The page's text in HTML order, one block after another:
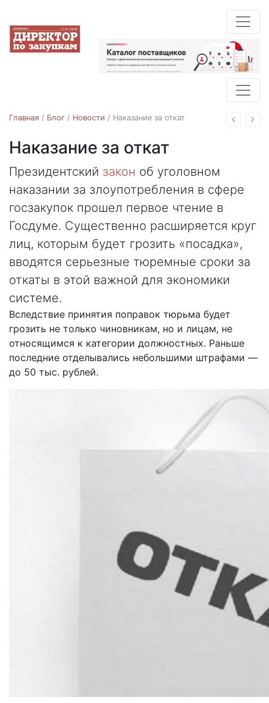
Назад
Главная / Блог / Новости / Наказание за откат
Новости
закупки
Наказание за откат
29.03.2018
Президентский закон об уголовном
наказании за злоупотребления в сфере
госзакупок прошел первое чтение в
Госдуме. Существенно расширяется круг
лиц, которым будет грозить «посадка»,
вводятся серьезные тюремные сроки за
откаты в этой важной для экономики
системе.
Вследствие принятия поправок тюрьма будет
грозить не только чиновникам, но и лицам, не
относящимся к категории должностных. Раньше
последние отделывались небольшими штрафами —
до 50 тыс. рублей.